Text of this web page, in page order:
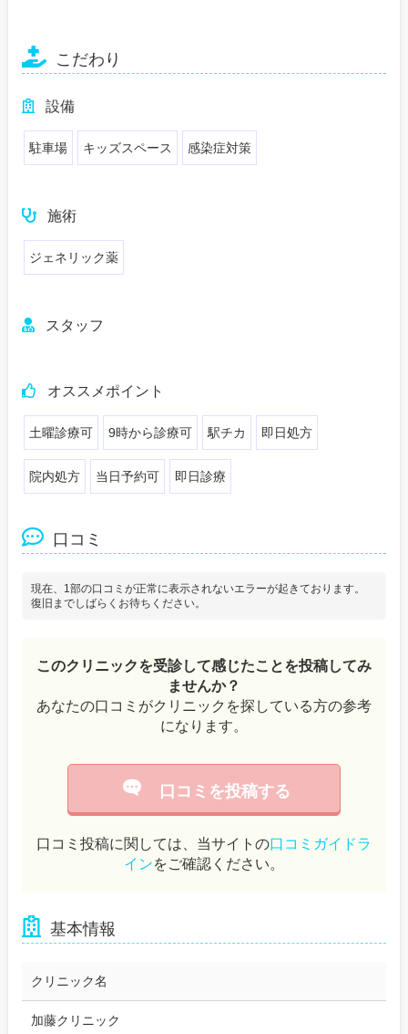
こだわり
設備
駐車場 キッズスペース 感染症対策
施術
ジェネリック薬
スタッフ
オススメポイント
土曜診療可 9時から診療可 駅チカ 即日処方
院内処方 当日予約可 即日診療
口コミ
現在、1部の口コミが正常に表示されないエラーが起きております。
復旧までしばらくお待ちください。
このクリニックを受診して感じたことを投稿してみ
ませんか？
あなたの口コミがクリニックを探している方の参考
になります。
口コミを投稿する
口コミ投稿に関しては、当サイトの口コミガイドラ
インをご確認ください。
基本情報
クリニック名
加藤クリニック